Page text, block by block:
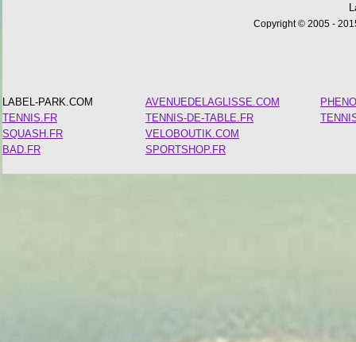
Copyright © 2005 -
LABEL-PARK.COM
TENNIS.FR
SQUASH.FR
BAD.FR
AVENUEDELAGLISSE.COM
TENNIS-DE-TABLE.FR
VELOBOUTIK.COM
SPORTSHOP.FR